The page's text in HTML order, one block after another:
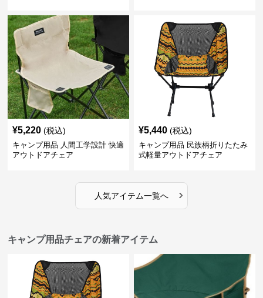
¥5,220 (税込)
キャンプ用品 人間工学設計 快適
アウトドアチェア
¥5,440 (税込)
キャンプ用品 民族柄折りたたみ
式軽量アウトドアチェア
人気アイテム一覧へ ›
キャンプ用品チェアの新着アイテム